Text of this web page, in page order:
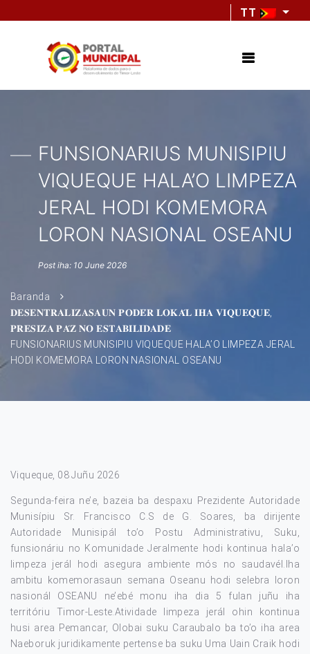
TT
FUNSIONARIUS MUNISIPIU
VIQUEQUE HALA’O LIMPEZA
JERAL HODI KOMEMORA
LORON NASIONAL OSEANU
Post iha: 10 June 2026
Baranda
𝐃𝐄𝐒𝐄𝐍𝐓𝐑𝐀𝐋𝐈𝐙𝐀𝐒𝐀𝐔𝐍 𝐏𝐎𝐃𝐄́𝐑 𝐋𝐎𝐊𝐀́𝐋 𝐈𝐇𝐀 𝐕𝐈𝐐𝐔𝐄𝐐𝐔𝐄,
𝐏𝐑𝐄𝐒𝐈𝐙𝐀 𝐏𝐀́𝐙 𝐍𝐎 𝐄𝐒𝐓𝐀𝐁𝐈𝐋𝐈𝐃𝐀𝐃𝐄
FUNSIONARIUS MUNISIPIU VIQUEQUE HALA’O LIMPEZA JERAL
HODI KOMEMORA LORON NASIONAL OSEANU
Viqueque, 08 Juñu 2026
Segunda-feira ne’e, bazeia ba despaxu Prezidente Autoridade
Munisípiu Sr. Francisco C.S de G. Soares, ba dirijente
Autoridade Munisipál to’o Postu Administrativu, Suku,
funsionáriu no Komunidade Jeralmente hodi kontinua hala’o
limpeza jerál hodi asegura ambiente mós no saudavél.Iha
ambitu komemorasaun semana Oseanu hodi selebra loron
nasionál OSEANU ne’ebé monu iha dia 5 fulan juñu iha
territóriu Timor-Leste.Atividade limpeza jerál ohin kontinua
husi area Pemancar, Olobai suku Caraubalo ba to’o iha area
Naeboruk juridikamente pertense ba suku Uma Uain Craik hodi